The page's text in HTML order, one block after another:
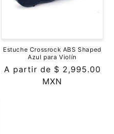
Estuche Crossrock ABS Shaped
Azul para Violín
Precio
A partir de $ 2,995.00
MXN